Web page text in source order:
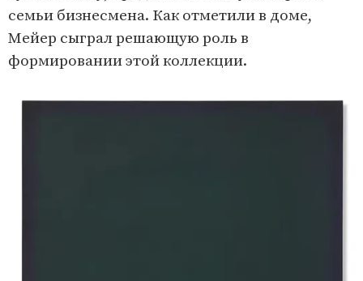
семьи бизнесмена. Как отметили в доме,
Мейер сыграл решающую роль в
формировании этой коллекции.